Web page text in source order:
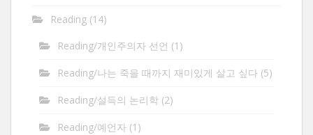
Reading (14)
Reading/개인주의자 선언 (1)
Reading/나는 죽을 때까지 재미있게 살고 싶다 (5)
Reading/설득의 논리학 (2)
Reading/예언자 (1)